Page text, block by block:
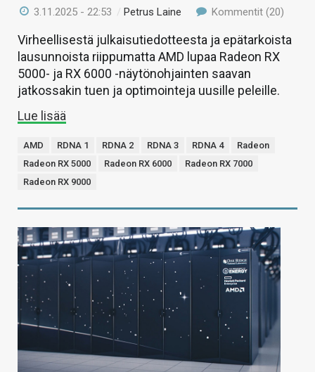
3.11.2025 - 22:53 /Petrus Laine Kommentit (20)
Virheellisestä julkaisutiedotteesta ja epätarkoista
lausunnoista riippumatta AMD lupaa Radeon RX
5000- ja RX 6000 -näytönohjainten saavan
jatkossakin tuen ja optimointeja uusille peleille.
Lue lisää
AMD RDNA 1 RDNA 2 RDNA 3 RDNA 4
Radeon
Radeon RX 5000
Radeon RX 6000
Radeon RX 7000
Radeon RX 9000